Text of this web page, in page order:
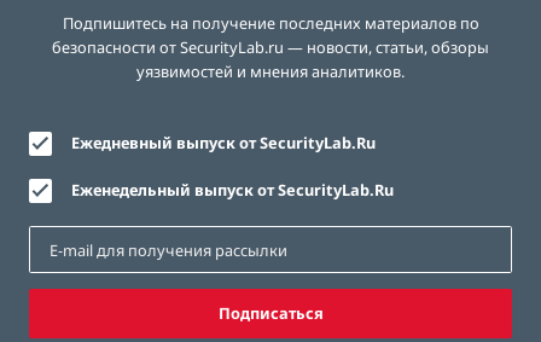
Подпишитесь на получение последних материалов по
безопасности от SecurityLab.ru — новости, статьи, обзоры
уязвимостей и мнения аналитиков.
Ежедневный выпуск от SecurityLab.Ru
Еженедельный выпуск от SecurityLab.Ru
Подписаться